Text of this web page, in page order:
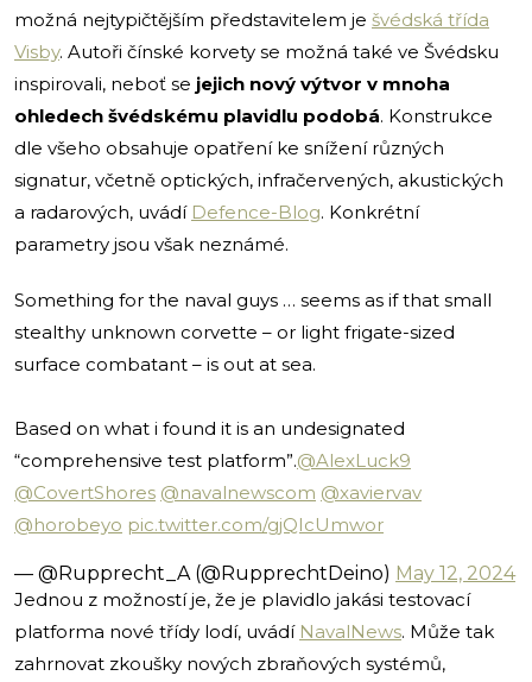
možná nejtypičtějším představitelem je švédská třída
Visby. Autoři čínské korvety se možná také ve Švédsku
inspirovali, neboť se jejich nový výtvor v mnoha
ohledech švédskému plavidlu podobá. Konstrukce
dle všeho obsahuje opatření ke snížení různých
signatur, včetně optických, infračervených, akustických
a radarových, uvádí Defence-Blog. Konkrétní
parametry jsou však neznámé.
Something for the naval guys … seems as if that small
stealthy unknown corvette – or light frigate-sized
surface combatant – is out at sea.
Based on what i found it is an undesignated
“comprehensive test platform”.@AlexLuck9
@CovertShores @navalnewscom @xaviervav
@horobeyo pic.twitter.com/gjQIcUmwor
— @Rupprecht_A (@RupprechtDeino) May 12, 2024
Jednou z možností je, že je plavidlo jakási testovací
platforma nové třídy lodí, uvádí NavalNews. Může tak
zahrnovat zkoušky nových zbraňových systémů,